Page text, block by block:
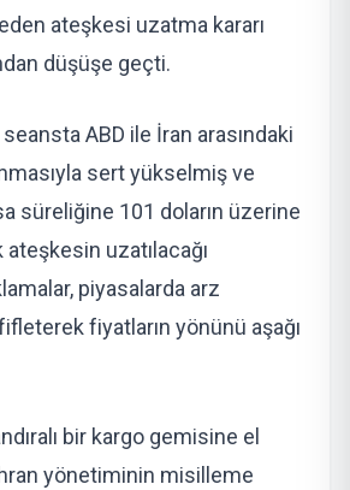
ateşkesi uzatma kararı
düşüşe geçti.
ABD ile İran arasındaki
sert yükselmiş ve
süreliğine 101 doların üzerine
ateşkesin uzatılacağı
piyasalarda arz
fiyatların yönünü aşağı
bir kargo gemisine el
yönetiminin misilleme